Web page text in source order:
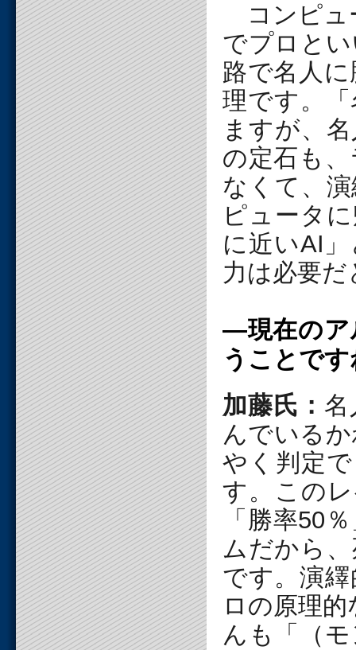
コンピュ
でプロと
路で名人
理です。
ますが、
の定石も
なくて、
ピュータ
に近いAI
力は必要
―現在のア
うことです
加藤氏：
んでいる
やく判定
す。この
「勝率50
ムだから
です。演
ロの原理
んも「（